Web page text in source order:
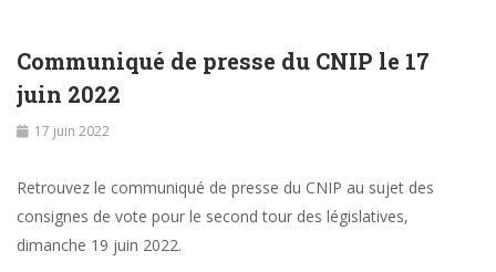
Communiqué de presse du CNIP le 17
juin 2022
17 juin 2022
Retrouvez le communiqué de presse du CNIP au sujet des
consignes de vote pour le second tour des législatives,
dimanche 19 juin 2022.